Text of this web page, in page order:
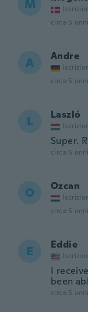
M
circa 5
A Andre
circa 5
L Laszló
Super.
circa 5
O Ozcan
circa 5
E Eddie
I
been
circa 5